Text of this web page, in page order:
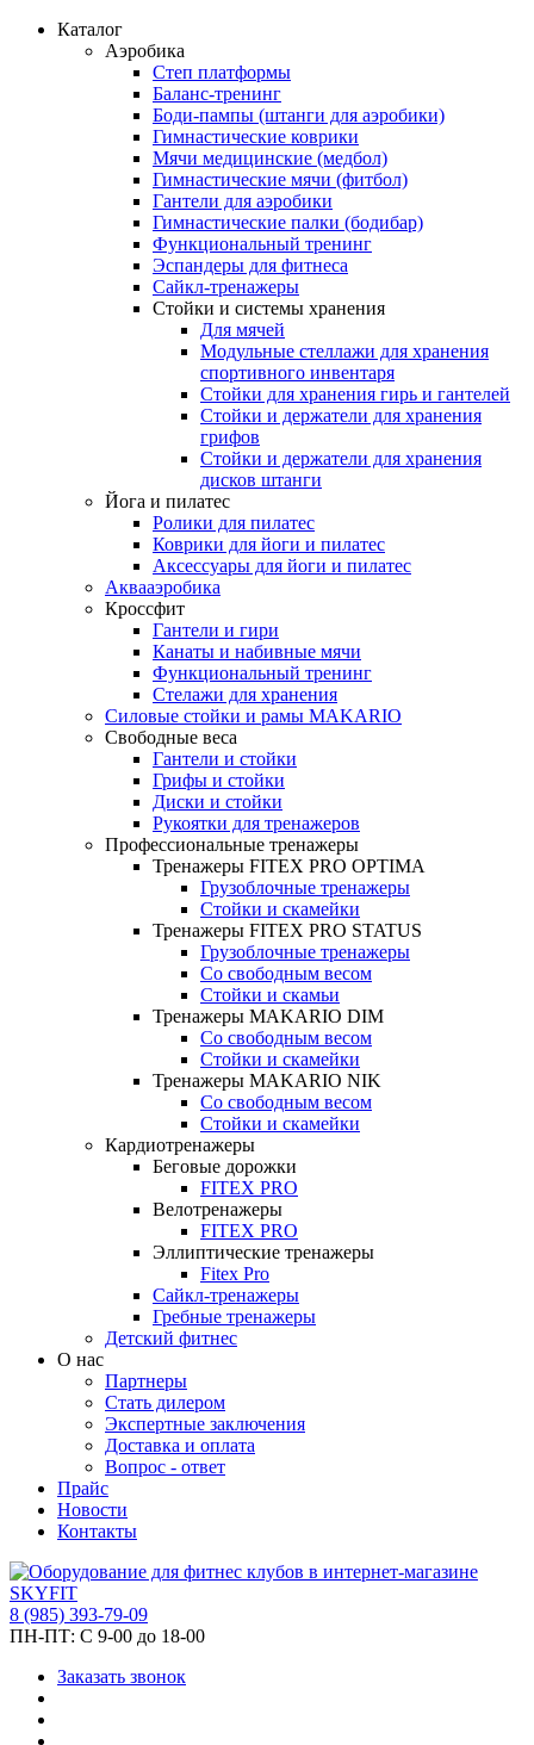
Каталог
Аэробика
Степ платформы
Баланс-тренинг
Боди-пампы (штанги для аэробики)
Гимнастические коврики
Мячи медицинские (медбол)
Гимнастические мячи (фитбол)
Гантели для аэробики
Гимнастические палки (бодибар)
Функциональный тренинг
Эспандеры для фитнеса
Сайкл-тренажеры
Стойки и системы хранения
Для мячей
Модульные стеллажи для хранения
спортивного инвентаря
Стойки для хранения гирь и гантелей
Стойки и держатели для хранения
грифов
Стойки и держатели для хранения
дисков штанги
Йога и пилатес
Ролики для пилатес
Коврики для йоги и пилатес
Аксессуары для йоги и пилатес
Аквааэробика
Кроссфит
Гантели и гири
Канаты и набивные мячи
Функциональный тренинг
Стелажи для хранения
Силовые стойки и рамы MAKARIO
Свободные веса
Гантели и стойки
Грифы и стойки
Диски и стойки
Рукоятки для тренажеров
Профессиональные тренажеры
Тренажеры FITEX PRO OPTIMA
Грузоблочные тренажеры
Стойки и скамейки
Тренажеры FITEX PRO STATUS
Грузоблочные тренажеры
Со свободным весом
Стойки и скамьи
Тренажеры MAKARIO DIM
Со свободным весом
Стойки и скамейки
Тренажеры MAKARIO NIK
Со свободным весом
Стойки и скамейки
Кардиотренажеры
Беговые дорожки
FITEX PRO
Велотренажеры
FITEX PRO
Эллиптические тренажеры
Fitex Pro
Сайкл-тренажеры
Гребные тренажеры
Детский фитнес
О нас
Партнеры
Стать дилером
Экспертные заключения
Доставка и оплата
Вопрос - ответ
Прайс
Новости
Контакты
8 (985) 393-79-09
ПН-ПТ: С 9-00 до 18-00
Заказать звонок